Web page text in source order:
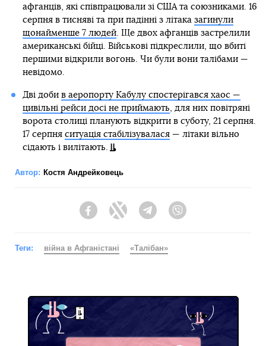
афганців, які співпрацювали зі США та союзниками. 16
серпня в тисняві та при падінні з літака загинули
щонайменше 7 людей. Ще двох афганців застрелили
американські бійці. Військові підкреслили, що вбиті
першими відкрили вогонь. Чи були вони талібами —
невідомо.
Дві доби в аеропорту Кабулу спостерігався хаос —
цивільні рейси досі не приймають , для них повітряні
ворота столиці планують відкрити в суботу, 21 серпня.
17 серпня ситуація стабілізувалася— літаки вільно
сідають і вилітають.
Автор: Костя Андрейковець
FacebookTwitter Telegram
Теги: війна в Афганістані «Талібан»